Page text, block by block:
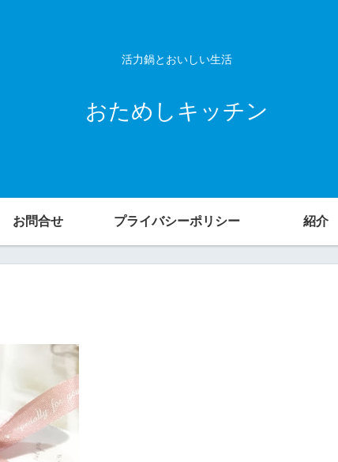
活力鍋とおいしい生活
おためしキッチン
お問合せ プライバシーポリシー 紹介